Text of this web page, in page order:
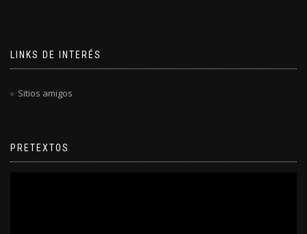
LINKS DE INTERÉS
Sitios amigos
PRETEXTOS